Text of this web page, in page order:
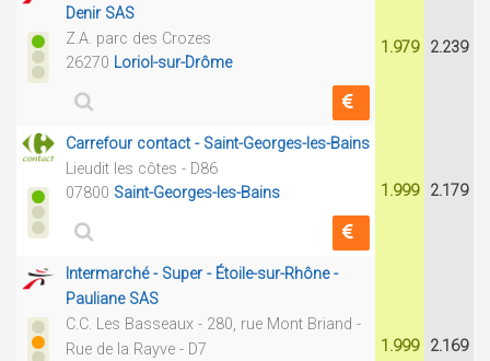
Denir SAS
Z.A. parc des Crozes
26270 Loriol-sur-Drôme
1.979 2.239
Carrefour contact - Saint-Georges-les-Bains
Lieudit les côtes - D86
07800 Saint-Georges-les-Bains 1.999 2.179
Intermarché - Super - Étoile-sur-Rhône -
Pauliane SAS
C.C. Les Basseaux - 280, rue Mont Briand -
Rue de la Rayve - D7
1.999 2.169